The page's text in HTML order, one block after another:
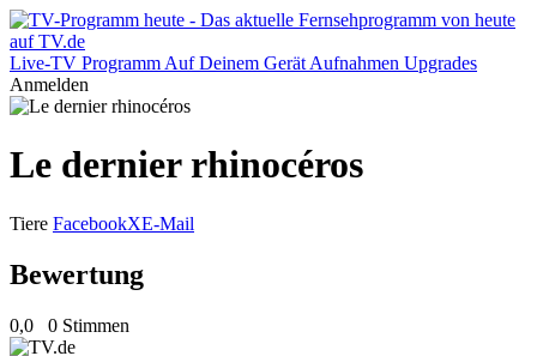
Live-TV Programm Auf Deinem Gerät Aufnahmen Upgrades
Anmelden
Le dernier rhinocéros
Tiere FacebookXE-Mail
Bewertung
0,0 0 Stimmen